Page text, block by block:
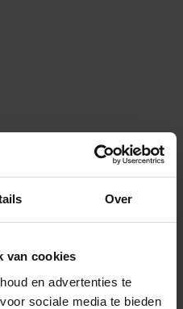
Over
van cookies
en advertenties te
sociale media te bieden